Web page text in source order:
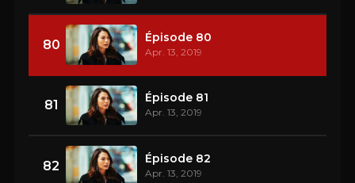
80 Épisode 80
Apr. 13, 2019
81 Épisode 81
Apr. 13, 2019
82 Épisode 82
Apr. 13, 2019